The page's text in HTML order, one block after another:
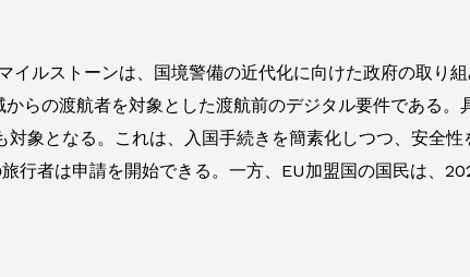
イルストーンは、国境警備の近代化に向けた政府の取り
らの渡航者を対象とした渡航前のデジタル要件である。
象となる。これは、入国手続きを簡素化しつつ、安全性
行者は申請を開始できる。一方、EU加盟国の国民は、